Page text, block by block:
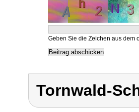
Geben Sie die Zeichen aus dem
Tornwald-